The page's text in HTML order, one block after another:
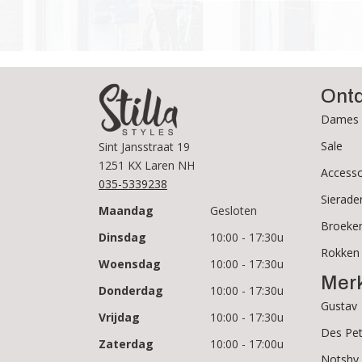
Sint Jansstraat 19
1251 KX Laren NH
035-5339238
Maandag
Gesloten
Dinsdag
10:00 - 17:30u
Woensdag
10:00 - 17:30u
Donderdag
10:00 - 17:30u
Vrijdag
10:00 - 17:30u
Zaterdag
10:00 - 17:00u
Dames
Sale
Rokken
Gustav
Des